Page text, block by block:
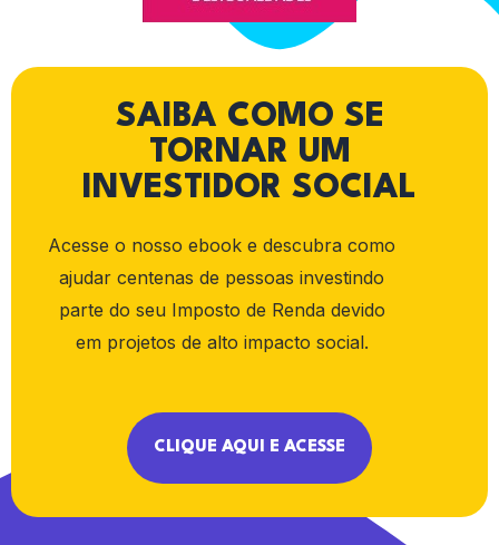
SAIBA COMO SE
TORNAR UM
INVESTIDOR SOCIAL
Acesse o nosso ebook e descubra como
ajudar centenas de pessoas investindo
parte do seu Imposto de Renda devido
em projetos de alto impacto social.
CLIQUE AQUI E ACESSE